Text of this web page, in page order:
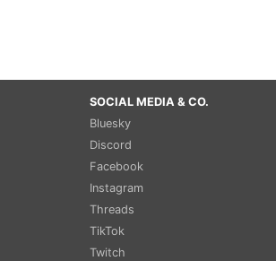
SOCIAL MEDIA & CO.
Bluesky
Discord
Facebook
Instagram
Threads
TikTok
Twitch